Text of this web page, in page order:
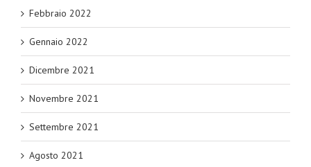
Febbraio 2022
Gennaio 2022
Dicembre 2021
Novembre 2021
Settembre 2021
Agosto 2021